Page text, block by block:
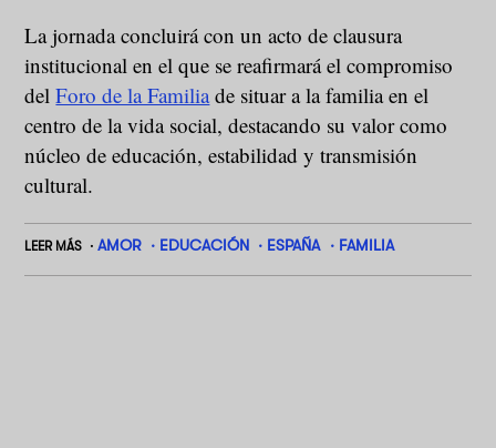
La jornada concluirá con un acto de clausura
institucional en el que se reafirmará el compromiso
delForo de la Familiade situar a la familia en el
centro de la vida social, destacando su valor como
núcleo de educación, estabilidad y transmisión
cultural.
LEER MÁS AMOR EDUCACIÓN ESPAÑA FAMILIA